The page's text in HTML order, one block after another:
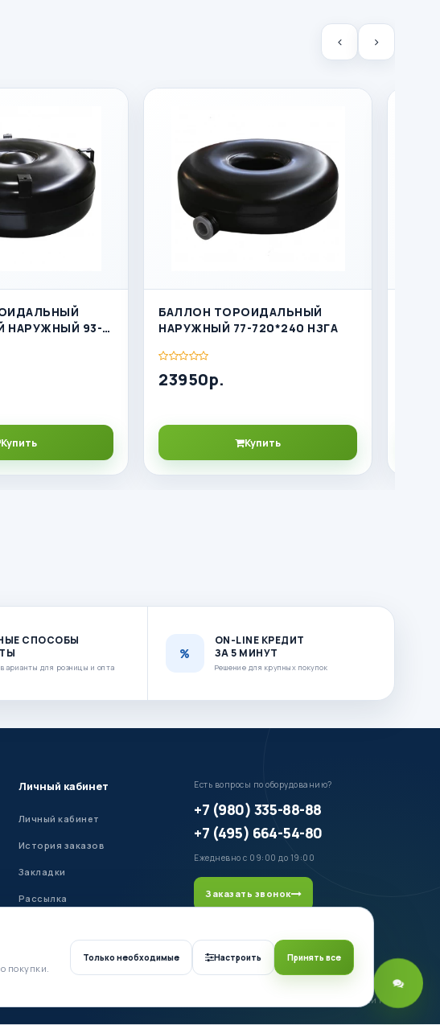
НАРУЖНЫЙ 93-
Купить
БАЛЛОН ТОРОИДАЛЬНЫЙ
НАРУЖНЫЙ 77-720*240 НЗГА
23950р.
Купить
СПОСОБЫ
для розницы и опта
ON-LINE КРЕДИТ
ЗА 5 МИНУТ
Решение для крупных покупок
Личный кабинет
Личный кабинет
История заказов
Закладки
Рассылка
Есть вопросы по оборудованию?
+7 (980) 335-88-88
+7 (495) 664-54-80
Ежедневно с 09:00 до 19:00
Заказать звонок
Оборудование для профессиональной установки ГБО
покупки.
Только необходимые Настроить Принять все